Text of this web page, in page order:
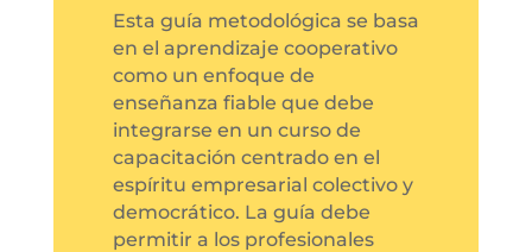
Esta guía metodológica se basa
en el aprendizaje cooperativo
como un enfoque de
enseñanza fiable que debe
integrarse en un curso de
capacitación centrado en el
espíritu empresarial colectivo y
democrático. La guía debe
permitir a los profesionales